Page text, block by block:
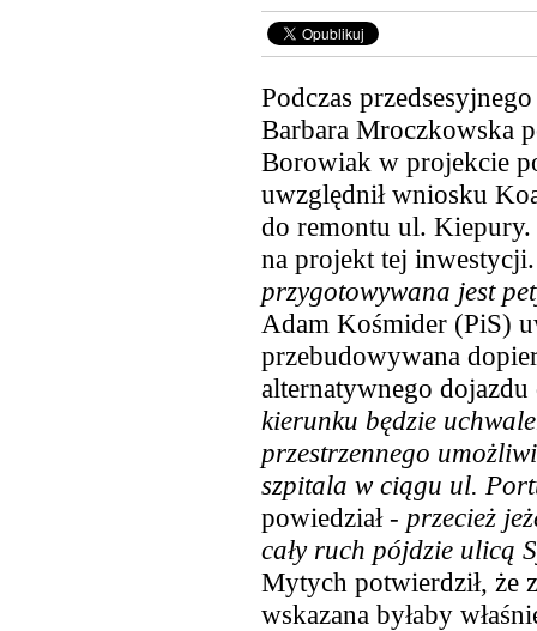
Podczas
Barbara Mroczkowska
Borowiak w projekcie
uwzględnił wniosku
do remontu ul. Kiepury.
na projekt tej inwestycji.
przygotowywana jest
Adam Kośmider (PiS)
przebudowywana
alternatywnego dojazdu
kierunku będzie
przestrzennego
szpitala w ciągu ul.
powiedział - przecież
cały ruch pójdzie ulicą
Mytych potwierdził, że
wskazana byłaby